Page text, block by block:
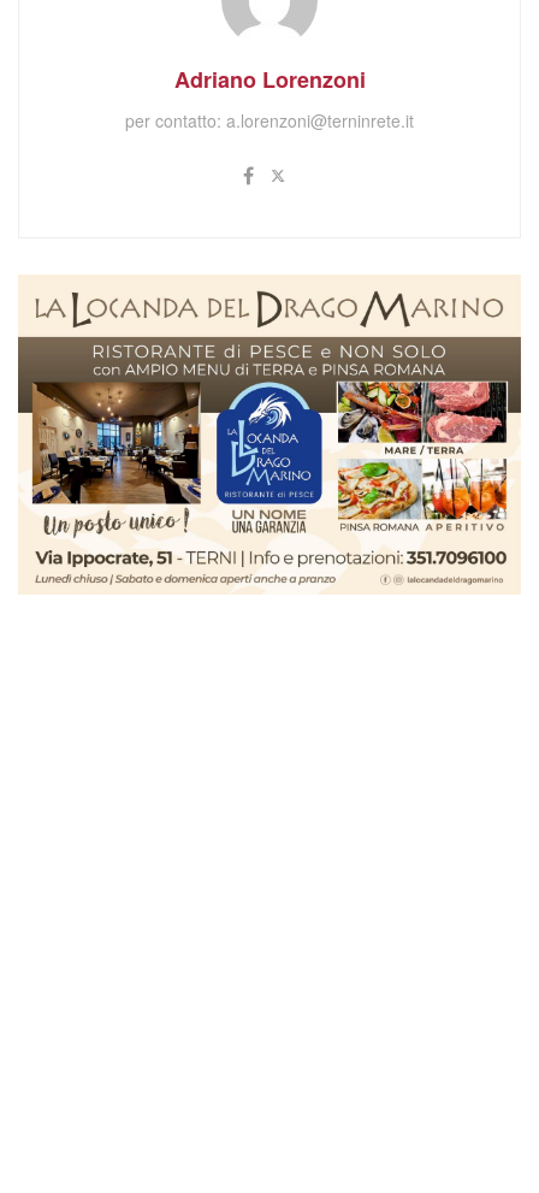
IL VICE PRESIDENTE FRANCESCO MARIA FERRANTI
Tag:FARNCESOC FERRANTIforza italiaFRATELLI
D'ITALIALAURA PERNAZZAMarco Bruniprovincia di
TerniStefano BandecchiTerni